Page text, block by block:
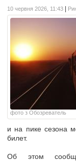
10 червня 2026, 11:43
фото з Обозреватель
и на пике сезона
билет.
Об этом